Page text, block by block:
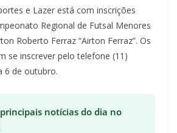
e Lazer está com inscrições
Regional de Futsal Menores
Roberto Ferraz “Airton Ferraz”. Os
se inscrever pelo telefone (11)
6 de outubro.
notícias do dia no